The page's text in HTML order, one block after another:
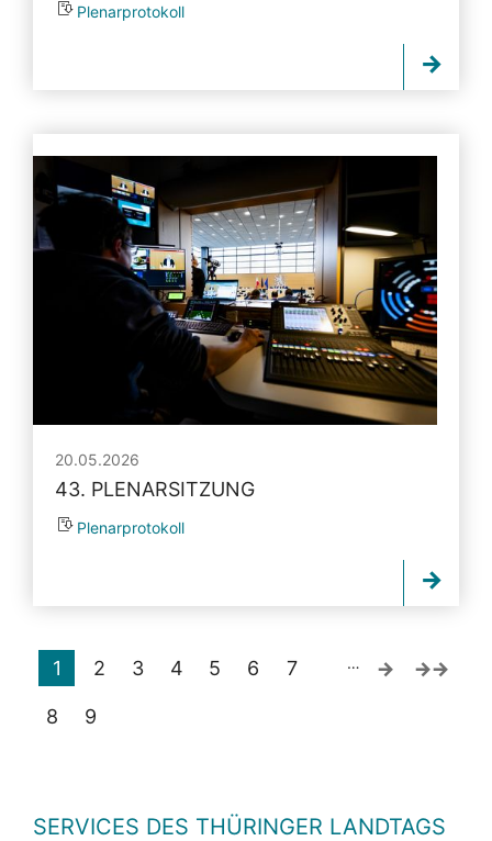
Plenarprotokoll
20.05.2026
43. PLENARSITZUNG
Plenarprotokoll
1 2 3 4 5 6 7
8 9
…
SERVICES DES THÜRINGER LANDTAGS